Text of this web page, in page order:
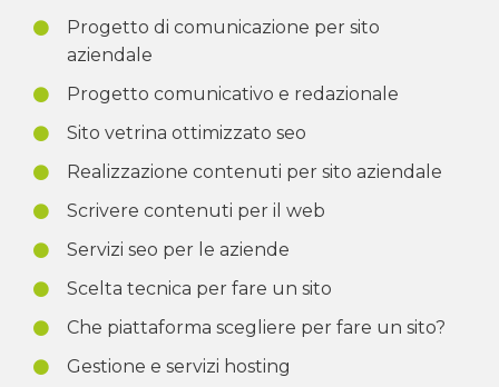
Progetto di comunicazione per sito
aziendale
Progetto comunicativo e redazionale
Sito vetrina ottimizzato seo
Realizzazione contenuti per sito aziendale
Scrivere contenuti per il web
Servizi seo per le aziende
Scelta tecnica per fare un sito
Che piattaforma scegliere per fare un sito?
Gestione e servizi hosting